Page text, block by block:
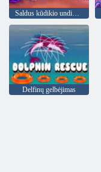
Saldus kūdikio undinėlės gyvenimas
Delfinų gelbėjimas